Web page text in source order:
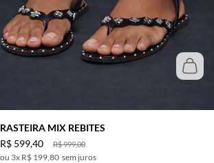
RASTEIRA MIX REBITES
R$999,00
R$ 599,40
3x R$ 199,80 sem juros